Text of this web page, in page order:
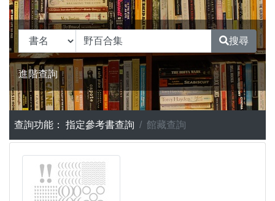
搜尋
進階查詢
查詢功能： 指定參考書查詢 館藏查詢